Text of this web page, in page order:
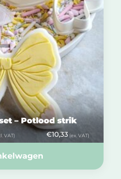
– Potlood strik
VAT) €10,33(ex. VAT)